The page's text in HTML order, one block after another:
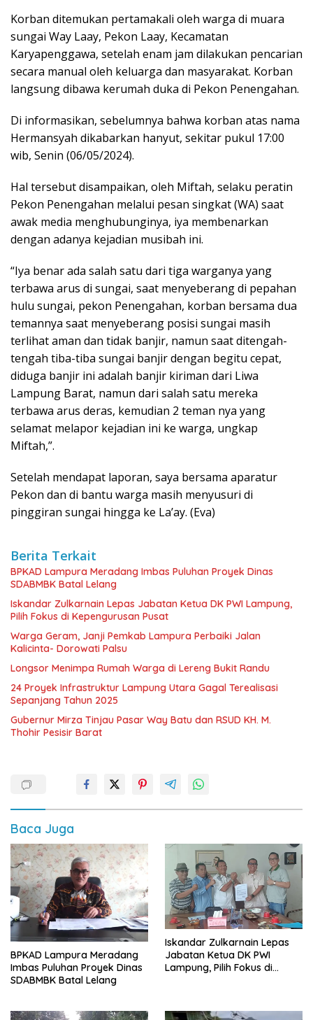
Korban ditemukan pertamakali oleh warga di muara
sungai Way Laay, Pekon Laay, Kecamatan
Karyapenggawa, setelah enam jam dilakukan pencarian
secara manual oleh keluarga dan masyarakat. Korban
langsung dibawa kerumah duka di Pekon Penengahan.
Di informasikan, sebelumnya bahwa korban atas nama
Hermansyah dikabarkan hanyut, sekitar pukul 17:00
wib, Senin (06/05/2024).
Hal tersebut disampaikan, oleh Miftah, selaku peratin
Pekon Penengahan melalui pesan singkat (WA) saat
awak media menghubunginya, iya membenarkan
dengan adanya kejadian musibah ini.
“Iya benar ada salah satu dari tiga warganya yang
terbawa arus di sungai, saat menyeberang di pepahan
hulu sungai, pekon Penengahan, korban bersama dua
temannya saat menyeberang posisi sungai masih
terlihat aman dan tidak banjir, namun saat ditengah-
tengah tiba-tiba sungai banjir dengan begitu cepat,
diduga banjir ini adalah banjir kiriman dari Liwa
Lampung Barat, namun dari salah satu mereka
terbawa arus deras, kemudian 2 teman nya yang
selamat melapor kejadian ini ke warga, ungkap
Miftah,”.
Setelah mendapat laporan, saya bersama aparatur
Pekon dan di bantu warga masih menyusuri di
pinggiran sungai hingga ke La’ay. (Eva)
Berita Terkait
BPKAD Lampura Meradang Imbas Puluhan Proyek Dinas
SDABMBK Batal Lelang
Iskandar Zulkarnain Lepas Jabatan Ketua DK PWI Lampung,
Pilih Fokus di Kepengurusan Pusat
Warga Geram, Janji Pemkab Lampura Perbaiki Jalan
Kalicinta- Dorowati Palsu
Longsor Menimpa Rumah Warga di Lereng Bukit Randu
24 Proyek Infrastruktur Lampung Utara Gagal Terealisasi
Sepanjang Tahun 2025
Gubernur Mirza Tinjau Pasar Way Batu dan RSUD KH. M.
Thohir Pesisir Barat
Baca Juga
BPKAD Lampura Meradang
Imbas Puluhan Proyek Dinas
SDABMBK Batal Lelang
Iskandar Zulkarnain Lepas
Jabatan Ketua DK PWI
Lampung, Pilih Fokus di